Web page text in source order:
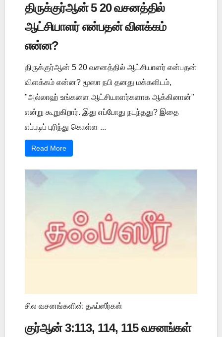
திருக்குர்ஆன் 5 20 வசனத்தில்
ஆட்சியாளர் என்பதன் விளக்கம்
என்ன?
திருக்குர்ஆன் 5 20 வசனத்தில் ஆட்சியாளர் என்பதன்
விளக்கம் என்ன? மூஸா நபி தனது மக்களிடம்,
"அல்லாஹ் உங்களை ஆட்சியாளர்களாக ஆக்கினான்"
என்று கூறுகிறார். இது எப்போது நடந்தது? இதை
எப்படிப் புரிந்து கொள்ள ...
Read More
சில வசனங்களின் தஃப்ஸீர்கள்
குர்ஆன் 3:113, 114, 115 வசனங்கள்